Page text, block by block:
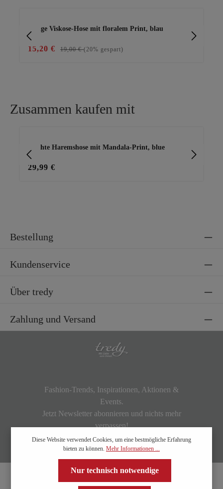
luftige Viskose-Hose mit floralem Print, blau
15,20 € 19,00 €(20% gespart)
Zusammen kaufen mit
Leichte Haremshose mit Mandala-Print, blue
29,99 €
Bestellung
Kundenservice
Über tredy
Zahlung und Versand
Fashion-Trends, Inspirationen, Aktionen &
Events.
Jetzt Newsletter abonnieren und nichts mehr
verpassen!
Diese Website verwendet Cookies, um eine bestmögliche Erfahrung
bieten zu können. Mehr Informationen ...
Nur technisch notwendige